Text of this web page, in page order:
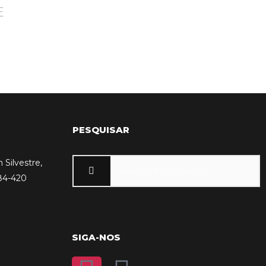
Silvestre,
420
PESQUISAR
SIGA-NOS